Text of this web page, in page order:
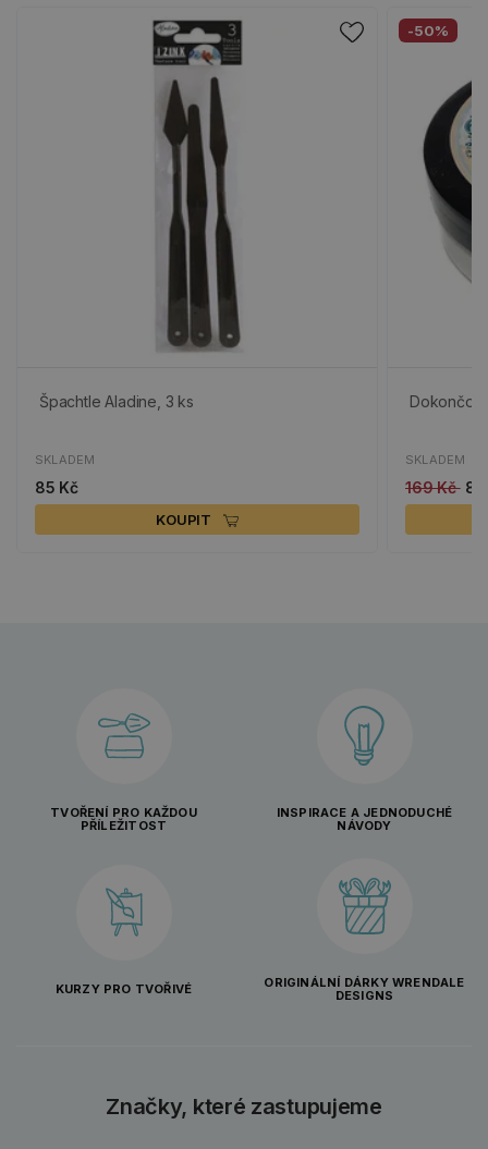
Špachtle Aladine, 3 ks
SKLADEM
85 Kč
KOUPIT
-50%
SKLADEM
169 Kč 85
TVOŘENÍ PRO KAŽDOU
PŘÍLEŽITOST
INSPIRACE A JEDNODUCHÉ
NÁVODY
KURZY PRO TVOŘIVÉ
ORIGINÁLNÍ DÁRKY WRENDALE
DESIGNS
Značky, které zastupujeme